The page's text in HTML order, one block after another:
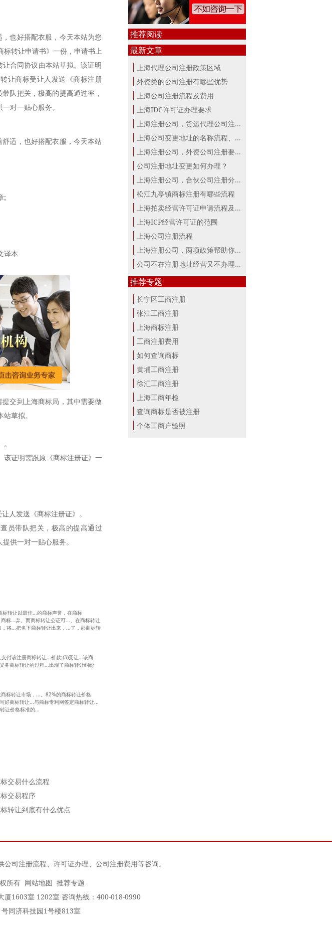
也好搭配衣服，今天本站为您
转让申请书》一份，申请书上
合同协议由本站草拟。该证明
让商标受让人发送《商标注册
队把关，极高的提高通过率，
对一贴心服务。
适，也好搭配衣服，今天本站
;
译本
交到上海商标局，其中需要做
草拟。
证明需跟原《商标注册证》一
发送《商标注册证》。
员带队把关，极高的提高通过
供一对一贴心服务。
转让以最佳...的商标声誉，在商标
标...弃。而商标转让公证可...、在商标转让
将...把名下商标转让出来，...了，那商标转
付该注册商标转让...价款;(3)受让...该商
务商标转让的过程...出现了商标转让纠纷
标转让市场，...。82%的商标转让价格
好商标转让...与商标专利网签定商标转让...
让价格标准的...
交易什么流程
交易程序
转让到底有什么优点
推荐阅读
最新文章
上海代理公司注册政策区域
外资类的公司注册有哪些优势
上海公司注册流程及费用
上海IDC许可证办理要求
上海注册公司，货运代理公司注册条件！
上海公司变更地址的名称流程、材料、...
上海注册公司，外资公司注册要点！
公司注册地址变更如何办理？
上海注册公司，合伙公司注册分析！
松江九亭镇商标注册有哪些流程
上海拍卖经营许可证申请流程及材料
上海ICP经营许可证的范围
上海公司注册流程
上海注册公司，两项政策帮助你最大。
公司不在注册地址经营又不办理变更，...
推荐专题
长宁区工商注册
张江工商注册
上海商标注册
工商注册费用
如何查询商标
黄埔工商注册
徐汇工商注册
上海工商年检
查询商标是否被注册
个体工商户验照
公司注册流程、许可证办理、公司注册费用等咨询。
所有 网站地图 推荐专题
厦1603室 1202室 咨询热线：400-018-0990
同济科技园1号楼813室